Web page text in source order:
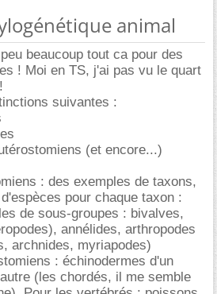
animal
beaucoup tout ca pour des
! Moi en TS, j'ai pas vu le quart
suivantes :
(et encore...)
: des exemples de taxons,
pour chaque taxon :
de sous-groupes : bivalves,
annélides, arthropodes
archnides, myriapodes)
: échinodermes d'un
(les chordés, il me semble